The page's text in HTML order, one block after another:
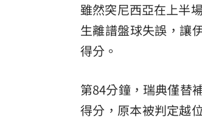
雖然突尼西亞在上半
生離譜盤球失誤，讓
得分。
第84分鐘，瑞典僅替
得分，原本被判定越